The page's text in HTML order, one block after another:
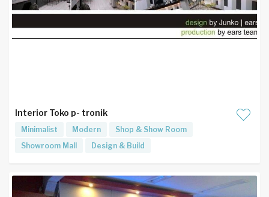
Interior Toko p- tronik
Minimalist Modern
Shop & Show Room
Showroom Mall
Design & Build